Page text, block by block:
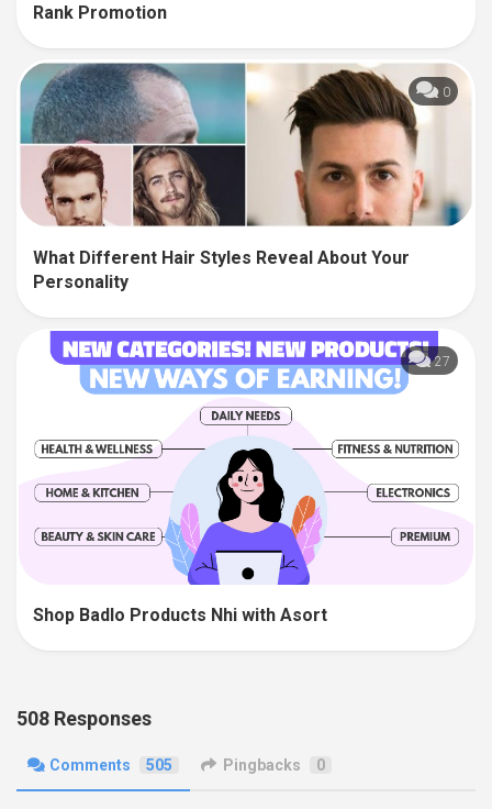
Rank Promotion
0
What Different Hair Styles Reveal About Your
Personality
27
Shop Badlo Products Nhi with Asort
508 Responses
Comments 505 Pingbacks 0